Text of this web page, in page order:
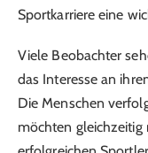
Sportkarriere eine
Viele Beobachter
das Interesse an
Die Menschen
möchten gleichzeitig